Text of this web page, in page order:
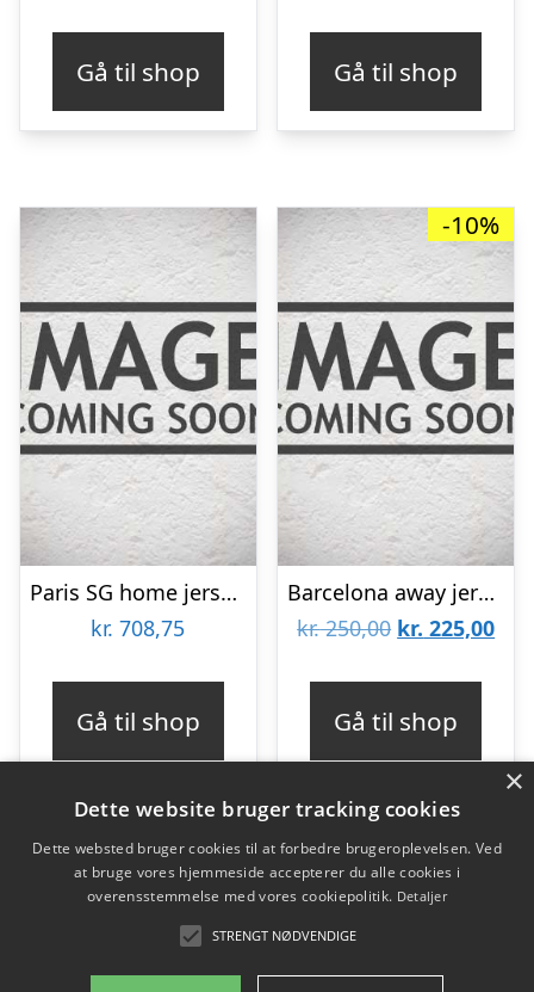
kr. 675,00.kr. 669,38.
Gå til shop Gå til shop
Paris SG home jersey 2023/24 – PSG – mens-L
kr. 708,75
Gå til shop
-10%
Barcelona away jersey 2012/13 – DV7-YM | 137-147
kr.250,00 Den
kr. 225,00Den
kr.
Gå til shop
Varekategorier
×
Dette website bruger tracking cookies
Dette websted bruger cookies til at forbedre brugeroplevelsen. Ved
at bruge vores hjemmeside accepterer du alle cookies i
overensstemmelse med vores cookiepolitik. Detaljer
STRENGT NØDVENDIGE